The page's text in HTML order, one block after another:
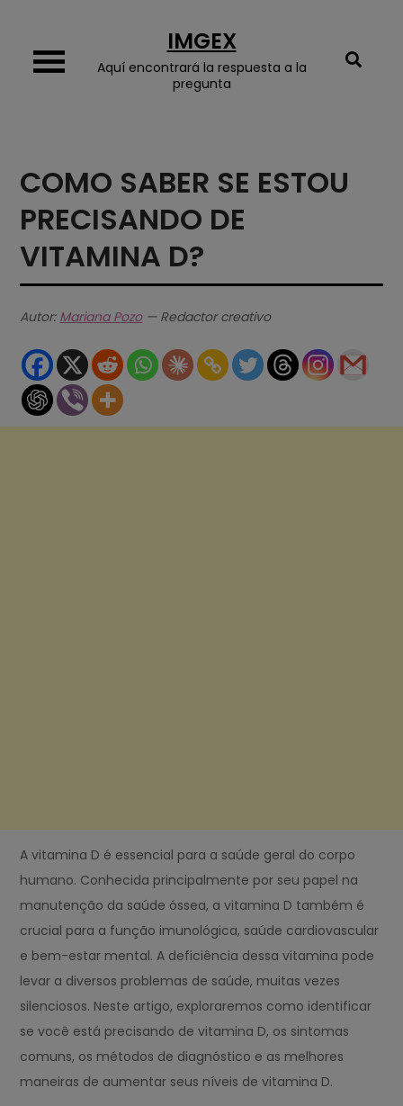
content
IMGEX
Aquí encontrará la respuesta a la
pregunta
COMO SABER SE ESTOU
PRECISANDO DE
VITAMINA D?
Autor: Mariana Pozo— Redactor creativo
A vitamina D é essencial para a saúde geral do corpo
humano. Conhecida principalmente por seu papel na
manutenção da saúde óssea, a vitamina D também é
crucial para a função imunológica, saúde cardiovascular
e bem-estar mental. A deficiência dessa vitamina pode
levar a diversos problemas de saúde, muitas vezes
silenciosos. Neste artigo, exploraremos como identificar
se você está precisando de vitamina D, os sintomas
comuns, os métodos de diagnóstico e as melhores
maneiras de aumentar seus níveis de vitamina D.